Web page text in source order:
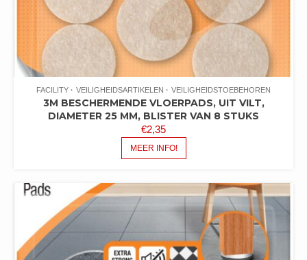
FACILITY VEILIGHEIDSARTIKELEN VEILIGHEIDSTOEBEHOREN
3M BESCHERMENDE VLOERPADS, UIT VILT,
DIAMETER 25 MM, BLISTER VAN 8 STUKS
€2,35
MEER INFO!